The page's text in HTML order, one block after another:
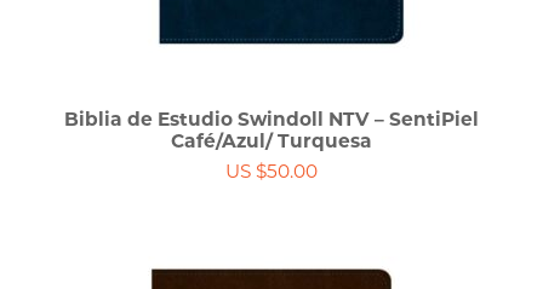
Biblia de Estudio Swindoll NTV – SentiPiel
Café/Azul/ Turquesa
US $50.00